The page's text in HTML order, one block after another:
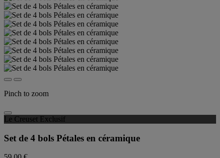
Pinch to zoom
Le Creuset Exclusif
Set de 4 bols Pétales en céramique